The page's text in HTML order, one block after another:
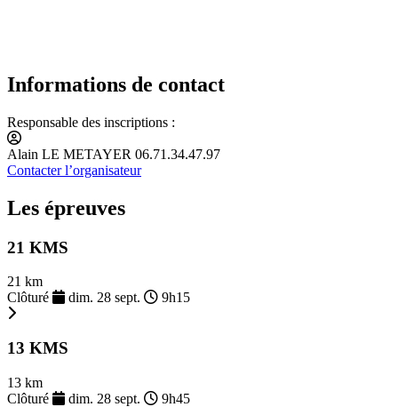
Informations de contact
Responsable des inscriptions :
Alain LE METAYER 06.71.34.47.97
Contacter l’organisateur
Les épreuves
21 KMS
21 km
Clôturé
dim. 28 sept. 9h15
13 KMS
13 km
Clôturé
dim. 28 sept. 9h45